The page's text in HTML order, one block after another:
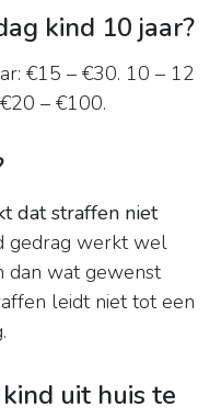
kind 10 jaar?
€15 – €30. 10 – 12
– €100.
dat straffen niet
gedrag werkt wel
dan wat gewenst
leidt niet tot een
uit huis te